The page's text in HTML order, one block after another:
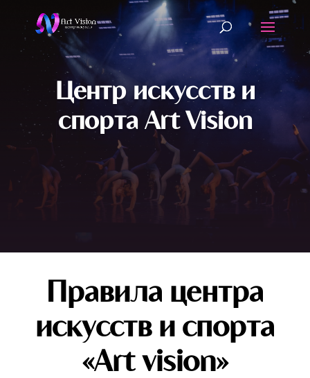
Центр искусств и
спорта Art Vision
Правила центра
искусств и спорта
«Art vision»